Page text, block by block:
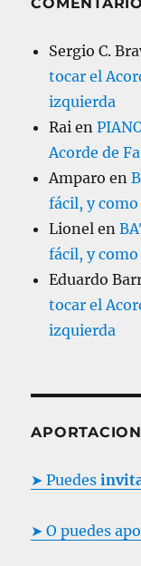
Sergio C.
tocar el
izquierda
Rai en
Acorde de
Amparo en
fácil, y
Lionel en
fácil, y
Eduardo
tocar el
izquierda
➤ Puedes
➤ O puedes